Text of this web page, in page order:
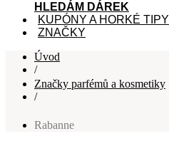
HLEDÁM DÁREK
KUPÓNY A HORKÉ TIPY
ZNAČKY
Úvod
/
Značky parfémů a kosmetiky
/
Rabanne